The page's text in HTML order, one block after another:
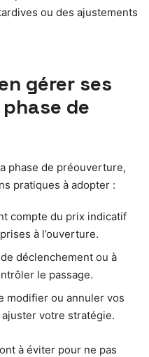
ou des ajustements
gérer ses
de
phase de préouverture,
pratiques à adopter :
compte du prix indicatif
à l’ouverture.
déclenchement ou à
le passage.
modifier ou annuler vos
votre stratégie.
à éviter pour ne pas